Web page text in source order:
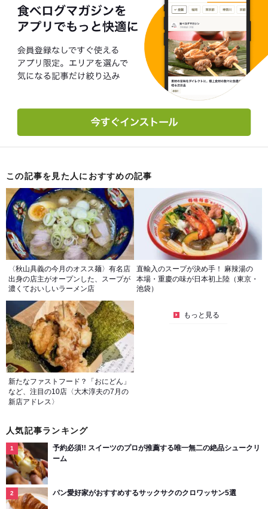
この記事を見た人におすすめの記事
〈秋山具義の今月のオスス麺〉有名店
出身の店主がオープンした、スープが
濃くておいしいラーメン店
直輸入のスープが決め手！ 麻辣湯の
本場・重慶の味が日本初上陸（東京・
池袋）
新たなファストフード？「おにどん」
など、注目の10店〈大木淳夫の7月の
新店アドレス〉
もっと見る
人気記事ランキング
予約必須!! スイーツのプロが推薦する唯一無二の絶品シュークリ
ーム
パン愛好家がおすすめするサックサクのクロワッサン5選